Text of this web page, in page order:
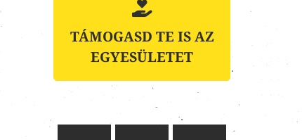
TÁMOGASD TE IS AZ
EGYESÜLETET